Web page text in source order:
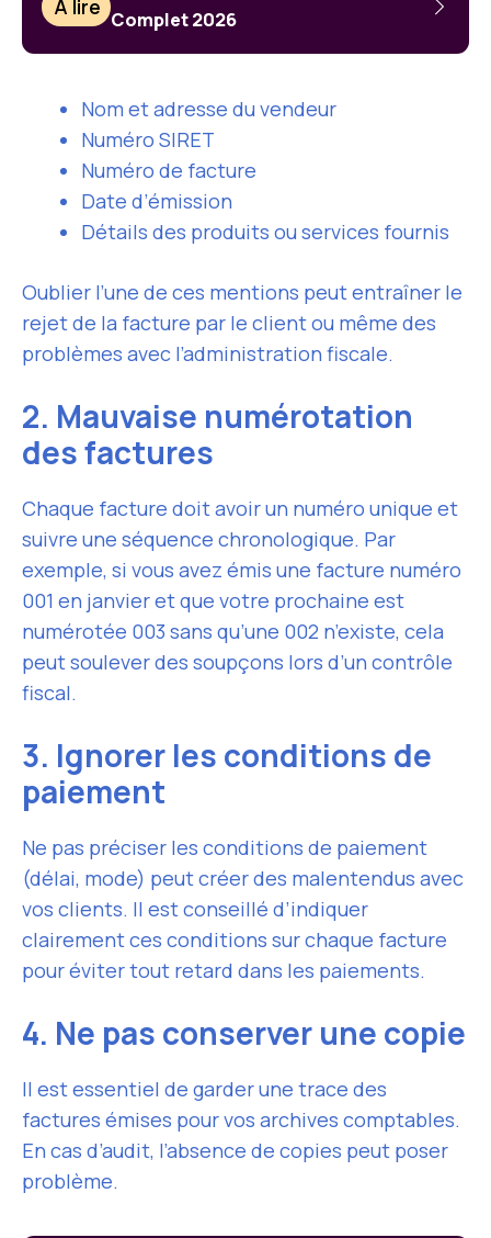
À lire Complet 2026
Nom et adresse du vendeur
Numéro SIRET
Numéro de facture
Date d’émission
Détails des produits ou services fournis
Oublier l’une de ces mentions peut entraîner le
rejet de la facture par le client ou même des
problèmes avec l’administration fiscale.
2. Mauvaise numérotation
des factures
Chaque facture doit avoir un numéro unique et
suivre une séquence chronologique. Par
exemple, si vous avez émis une facture numéro
001 en janvier et que votre prochaine est
numérotée 003 sans qu’une 002 n’existe, cela
peut soulever des soupçons lors d’un contrôle
fiscal.
3. Ignorer les conditions de
paiement
Ne pas préciser les conditions de paiement
(délai, mode) peut créer des malentendus avec
vos clients. Il est conseillé d’indiquer
clairement ces conditions sur chaque facture
pour éviter tout retard dans les paiements.
4. Ne pas conserver une copie
Il est essentiel de garder une trace des
factures émises pour vos archives comptables.
En cas d’audit, l’absence de copies peut poser
problème.